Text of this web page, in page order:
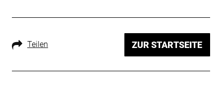
Teilen ZUR STARTSEITE